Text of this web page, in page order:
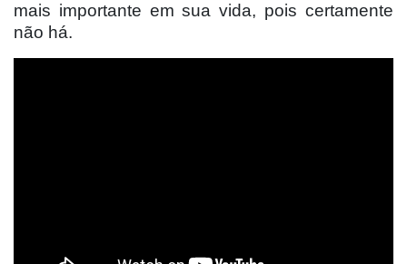
mais importante em sua vida, pois certamente
não há.